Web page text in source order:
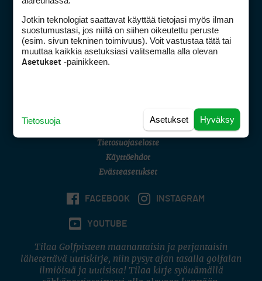
Golfpisteen yhteystiedot
DSA avoimuusraportti
Asiakaspalvelu
(digi) digi@otavamedia.fi
Tietosuojaseloste
Käyttöehdot
Evästeasetukset
FACEBOOK INSTAGRAM
YOUTUBE
Tilaa Golfpisteen maanantaisin ja perjantaisin
lähetettävä uutiskirje, niin pysyt ajan tasalla golfalan
ilmiöistä ja uutisista! Tilaa kirje syöttämällä
Jotkin teknologiat saattavat käyttää tietojasi myös ilman
suostumustasi, jos niillä on siihen oikeutettu peruste
(esim. sivun tekninen toimivuus). Voit vastustaa tätä tai
muuttaa kaikkia asetuksiasi valitsemalla alla olevan
Asetukset -painikkeen.
Hyväksy
Asetukset
Tietosuoja